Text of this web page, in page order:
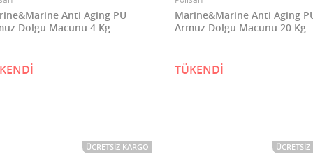
Anti Aging PU
Dolgu Macunu 4 Kg
Marine&Marine Anti Aging
Armuz Dolgu Macunu 20 Kg
TÜKENDİ
ÜCRETSIZ KARGO